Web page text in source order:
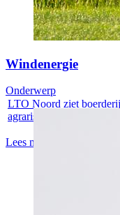
Windenergie
LTO Noord ziet
agrarische...
Lees meer
Onderwerp